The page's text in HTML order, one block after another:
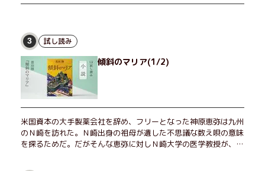
3 試し読み
傾斜のマリア(1/2)
米国資本の大手製薬会社を辞め、フリーとなった神原恵弥は九州
のＮ崎を訪れた。Ｎ崎出身の祖母が遺した不思議な数え唄の意味
を探るためだ。だがそんな恵弥に対しＮ崎大学の医学教授が、米